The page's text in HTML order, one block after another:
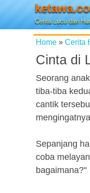
Cerita Lucu dan
Home » Cerita
Cinta di
Seorang
tiba-tiba
cantik
Sepanjang
coba
bagaimana?"